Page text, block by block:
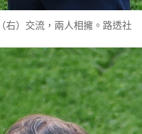
右）交流，兩人相擁。路透社